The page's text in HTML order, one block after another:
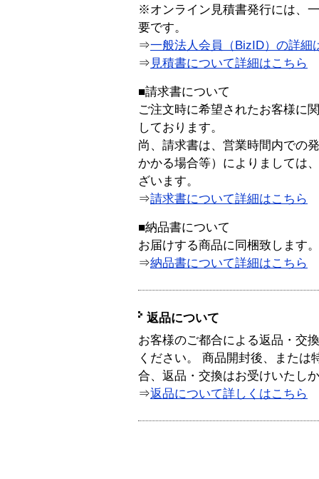
※オンライン見積書発行には、
要です。
⇒一般法人会員（BizID）の詳細
⇒ 見積書について詳細はこちら
■請求書について
ご注文時に希望されたお客様に
しております。
尚、請求書は、営業時間内での
かかる場合等）によりましては
ざいます。
⇒請求書について詳細はこちら
■納品書について
お届けする商品に同梱致します。
⇒納品書について詳細はこちら
返品について
お客様のご都合による返品・交
ください。 商品開封後、または
合、返品・交換はお受けいたし
⇒返品について詳しくはこちら